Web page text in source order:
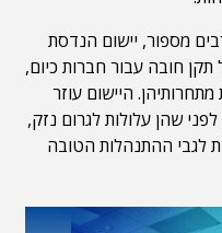
מספור, יישום הנדסת
חובה עבור חברות כיום,
היישום עוזר
שהן עלולות לגרום נזק,
לגבי ההתנהלות הטובה